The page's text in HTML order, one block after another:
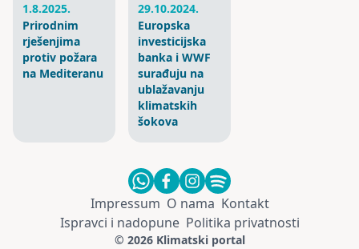
1.8.2025.
Prirodnim
rješenjima
protiv požara
na Mediteranu
29.10.2024.
Europska
investicijska
banka i WWF
surađuju na
ublažavanju
klimatskih
šokova
Impressum O nama Kontakt
Ispravci i nadopune Politika privatnosti
© 2026 Klimatski portal